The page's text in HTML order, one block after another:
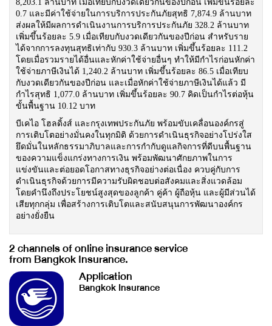
8,203.1 ล้านบาท เมื่อเทียบกับงวดเดียวกันของปีก่อน เพิ่มขึ้นร้อยละ
0.7 และมีค่าใช้จ่ายในการบริการประกันภัยสุทธิ 7,874.9 ล้านบาท
ส่งผลให้มีผลการดำเนินงานการบริการประกันภัย 328.2 ล้านบาท
เพิ่มขึ้นร้อยละ 5.9 เมื่อเทียบกับงวดเดียวกันของปีก่อน สำหรับราย
ได้จากการลงทุนสุทธิเท่ากับ 930.3 ล้านบาท เพิ่มขึ้นร้อยละ 111.2
โดยเมื่อรวมรายได้อื่นและหักค่าใช้จ่ายอื่นๆ ทำให้มีกำไรก่อนหักค่า
ใช้จ่ายภาษีเงินได้ 1,240.2 ล้านบาท เพิ่มขึ้นร้อยละ 86.5 เมื่อเทียบ
กับงวดเดียวกันของปีก่อน และเมื่อหักค่าใช้จ่ายภาษีเงินได้แล้ว มี
กำไรสุทธิ 1,077.0 ล้านบาท เพิ่มขึ้นร้อยละ 90.7 คิดเป็นกำไรต่อหุ้น
ขั้นพื้นฐาน 10.12 บาท
บีเคไอ โฮลดิ้งส์ และกรุงเทพประกันภัย พร้อมขับเคลื่อนองค์กรสู่
การเติบโตอย่างมั่นคงในทุกมิติ ด้วยการดำเนินธุรกิจอย่างโปร่งใส
ยึดมั่นในหลักธรรมาภิบาลและการกำกับดูแลกิจการที่ดีบนพื้นฐาน
ของความแข็งแกร่งทางการเงิน พร้อมพัฒนาศักยภาพในการ
แข่งขันและต่อยอดโอกาสทางธุรกิจอย่างต่อเนื่อง ควบคู่กับการ
ดำเนินธุรกิจด้วยการมีความรับผิดชอบต่อสังคมและสิ่งแวดล้อม
โดยคำนึงถึงประโยชน์สูงสุดของลูกค้า คู่ค้า ผู้ถือหุ้น และผู้มีส่วนได้
เสียทุกกลุ่ม เพื่อสร้างการเติบโตและสนับสนุนการพัฒนาองค์กร
อย่างยั่งยืน
2 channels of online insurance service
from Bangkok Insurance.
Application
Bangkok Insurance